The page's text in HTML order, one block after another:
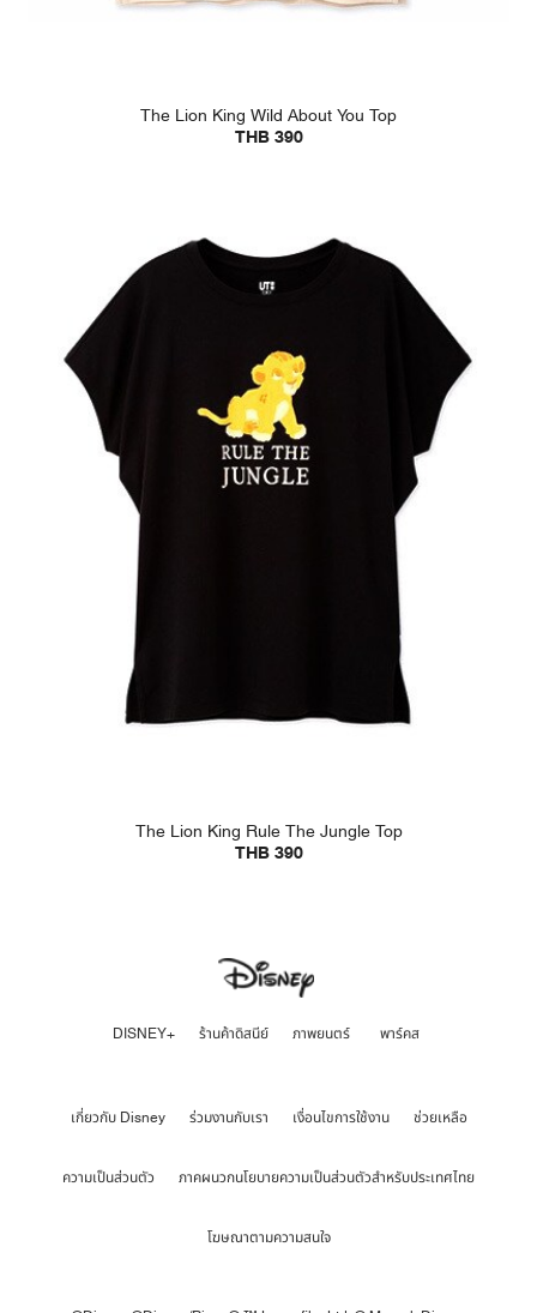
The Lion King Wild About You Top
THB 390
The Lion King Rule The Jungle Top
THB 390
DISNEY+ ร้านค้าดิสนีย์ ภาพยนตร์ พาร์คส
เกี่ยวกับ Disney ร่วมงานกับเรา เงื่อนไขการใช้งาน ช่วยเหลือ
ความเป็นส่วนตัว ภาคผนวกนโยบายความเป็นส่วนตัวสำหรับประเทศไทย
โฆษณาตามความสนใจ